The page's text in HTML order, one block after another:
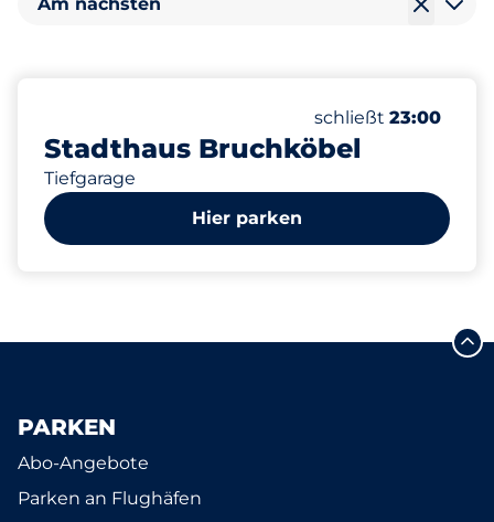
Stadthaus Bruchköbel
Tiefgarage
Anzahl der
Gesamtplätze
Frauenparkplätze
schließt 23:00
Hier parken
PARKEN
Abo-Angebote
Parken an Flughäfen